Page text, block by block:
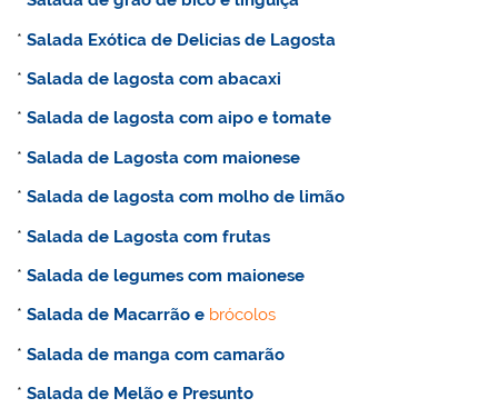
*Salada Exótica de Delicias de Lagosta
*Salada de lagosta com abacaxi
*Salada de lagosta com aipo e tomate
*Salada de Lagosta com maionese
*Salada de lagosta com molho de limão
*Salada de Lagosta com frutas
*Salada de legumes com maionese
*Salada de Macarrão e brócolos
*Salada de manga com camarão
*Salada de Melão e Presunto